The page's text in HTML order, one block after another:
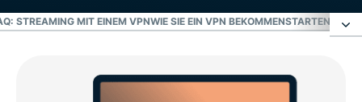
STREAMING MIT EINEM VPNWIE SIE EIN VPN BEKOMMENSTARTEN SIE